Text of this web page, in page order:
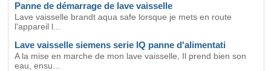
Panne de démarrage de lave vaisselle
Lave vaisselle brandt aqua safe lorsque je mets en route
l'appareil l...
Lave vaisselle siemens serie IQ panne d'alimentati
A la mise en marche de mon lave vaisselle, Il prend bien son
eau, ensu...